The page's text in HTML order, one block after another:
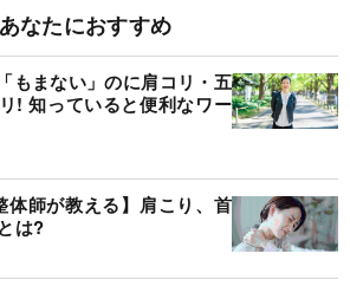
あなたにおすすめ
もまない」のに肩コリ・五
! 知っていると便利なワー
体師が教える】肩こり、首
は?